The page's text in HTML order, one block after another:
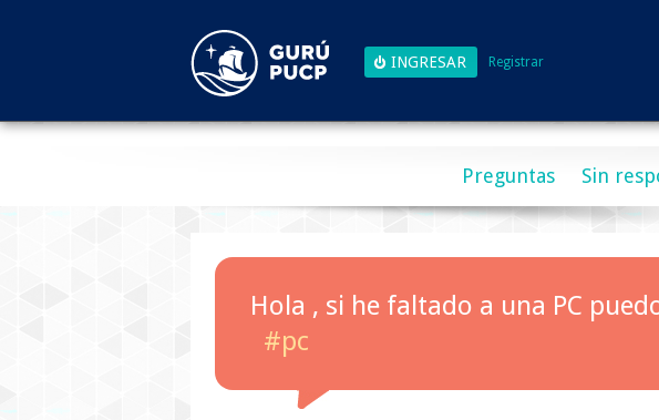
Registrar
Preguntas Sin
Hola , si he faltado a una PC
#pc